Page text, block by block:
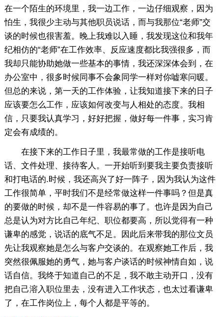
在一个陌生的环境里，我一边工作，一边仔细观察，因为
怕生，我很少主动与其他职员说话，而与我那位“老师”交
谈的时候也很害羞。晚上我难以入睡，我发现这位和我年
纪相仿的“老师”在工作效率、反应速度都比我强很多，而
我却只能协助她做一些基本的事情，我还深深体会到，在
办公室中，很多时候同事不会象同学一样对你嘘寒问暖。
但总的来说，第一天的工作体验，让我知道接下来的日子
应该要怎么工作，应该如何改变与人相处的态度。我相
信，只要我认真学习，好好把握，做好每一件事，实习肯
定会有成绩的。
在接下来的工作日子里，我最常做的工作是接听电
话、文件处理、接待客人。一开始听到要我主要负责接听
和打电话的.时候，我还高兴了好一阵子，因为我认为这件
工作很简单，平时我们不是经常做这样一件事吗？但是真
的要做的时候，却不是一件容易的事了。也许是因为自己
总是认为对方比自己年纪、职位都要高，所以觉得有一种
谦卑的感觉，说话的底气不足。因此后来带我的那位文员
先让我观察她是怎么与客户交谈的。在观察她工作后，我
突然很佩服她的勇气，她与客户谈话的时候神情自如，说
话自信。我终于知道自己的不足，我不敢主动开口，没有
把自己溶入职位里去，没有进入工作状态，也太过看谦卑
了，在工作岗位上，每个人都是平等的。